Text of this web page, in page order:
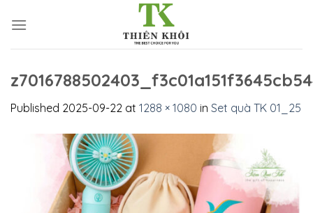
Published 2025-09-22 at 1288 × 1080 in Set quà TK 01_25